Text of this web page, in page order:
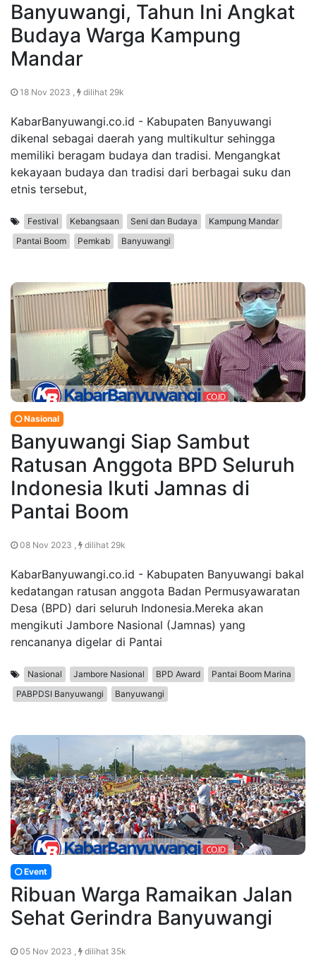
Banyuwangi, Tahun Ini Angkat
Budaya Warga Kampung
Mandar
18 Nov 2023 , dilihat 29k
KabarBanyuwangi.co.id - Kabupaten Banyuwangi
dikenal sebagai daerah yang multikultur sehingga
memiliki beragam budaya dan tradisi. Mengangkat
kekayaan budaya dan tradisi dari berbagai suku dan
etnis tersebut,
Festival Kebangsaan Seni dan Budaya
Kampung Mandar
Pantai Boom
Pemkab Banyuwangi
Nasional
Banyuwangi Siap Sambut
Ratusan Anggota BPD Seluruh
Indonesia Ikuti Jamnas di
Pantai Boom
08 Nov 2023 , dilihat 29k
KabarBanyuwangi.co.id - Kabupaten Banyuwangi bakal
kedatangan ratusan anggota Badan Permusyawaratan
Desa (BPD) dari seluruh Indonesia.Mereka akan
mengikuti Jambore Nasional (Jamnas) yang
rencananya digelar di Pantai
Nasional Jambore Nasional BPD Award
Pantai Boom Marina
PABPDSI Banyuwangi
Banyuwangi
Event
Ribuan Warga Ramaikan Jalan
Sehat Gerindra Banyuwangi
05 Nov 2023 , dilihat 35k